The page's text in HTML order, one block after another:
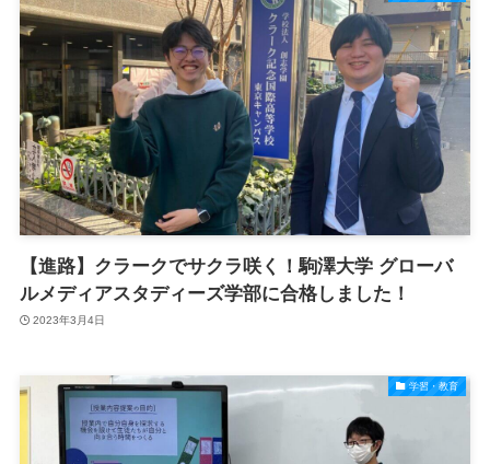
【進路】クラークでサクラ咲く！駒澤大学 グローバ
ルメディアスタディーズ学部に合格しました！
2023年3月4日
学習・教育